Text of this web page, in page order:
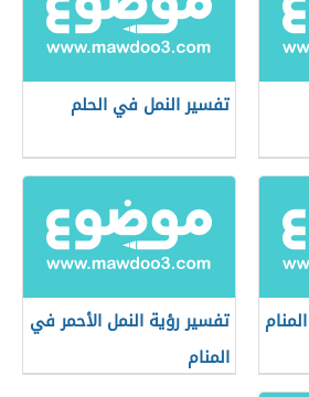
تفسير النمل في الحلم
تفسير رؤية النمل الأحمر في
المنام